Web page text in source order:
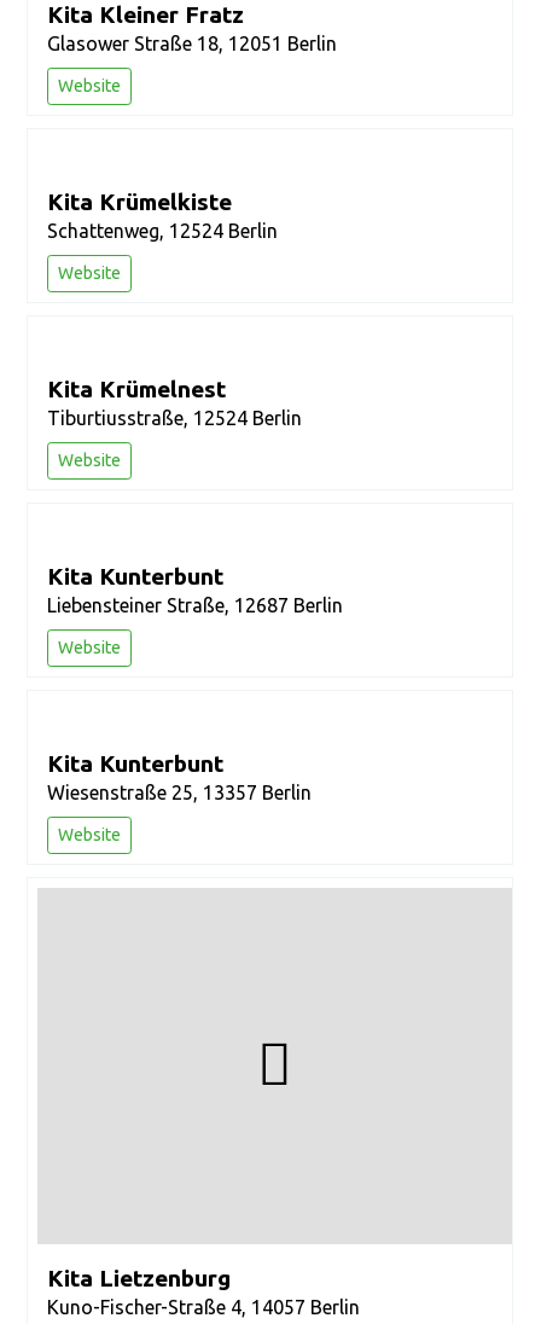
Kita Kleiner Fratz
Glasower Straße 18, 12051 Berlin
Website
Kita Krümelkiste
Schattenweg, 12524 Berlin
Website
Kita Krümelnest
Tiburtiusstraße, 12524 Berlin
Website
Kita Kunterbunt
Liebensteiner Straße, 12687 Berlin
Website
Kita Kunterbunt
Wiesenstraße 25, 13357 Berlin
Website
Kita Lietzenburg
Kuno-Fischer-Straße 4, 14057 Berlin